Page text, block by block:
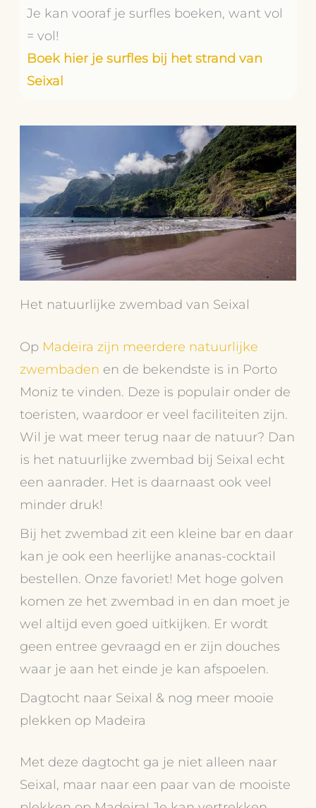
Je kan vooraf je surfles boeken, want vol
= vol!
Boek hier je surfles bij het strand van
Seixal
Het natuurlijke zwembad van Seixal
Op Madeira zijn meerdere natuurlijke
zwembaden en de bekendste is in Porto
Moniz te vinden. Deze is populair onder de
toeristen, waardoor er veel faciliteiten zijn.
Wil je wat meer terug naar de natuur? Dan
is het natuurlijke zwembad bij Seixal echt
een aanrader. Het is daarnaast ook veel
minder druk!
Bij het zwembad zit een kleine bar en daar
kan je ook een heerlijke ananas-cocktail
bestellen. Onze favoriet! Met hoge golven
komen ze het zwembad in en dan moet je
wel altijd even goed uitkijken. Er wordt
geen entree gevraagd en er zijn douches
waar je aan het einde je kan afspoelen.
Dagtocht naar Seixal & nog meer mooie
plekken op Madeira
Met deze dagtocht ga je niet alleen naar
Seixal, maar naar een paar van de mooiste